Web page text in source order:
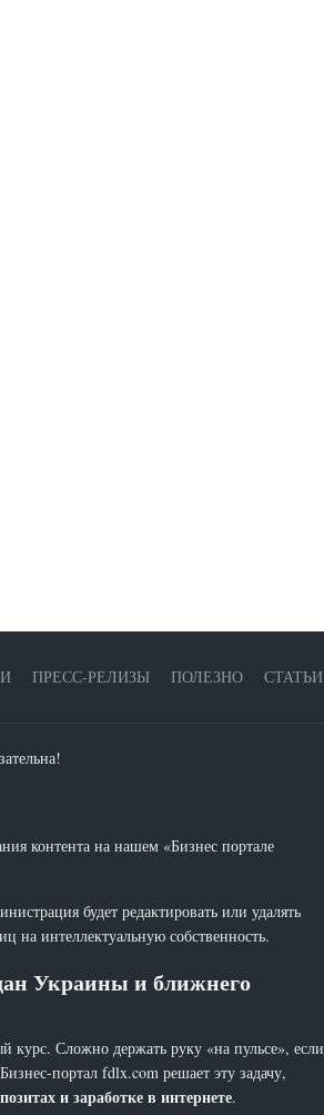
ПРЕСС-РЕЛИЗЫ ПОЛЕЗНО СТАТЬИ
контента на нашем «Бизнес портале
будет редактировать или удалять
на интеллектуальную собственность.
Украины и ближнего
курс. Сложно держать руку «на пульсе», если
портал fdlx.com решает эту задачу,
и заработке в интернете.